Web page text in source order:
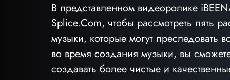
В представленном видеоролике
Splice.Com, чтобы рассмотреть пять
музыки, которые могут преследовать
во время создания музыки, вы
создавать более чистые и